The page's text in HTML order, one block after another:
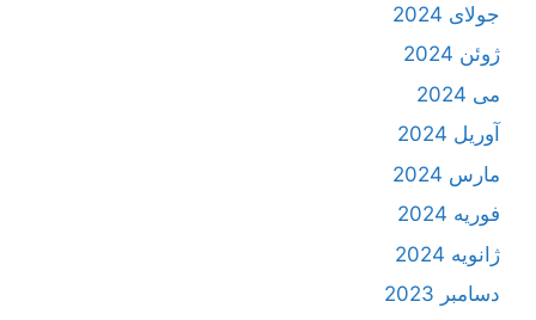
جولای 2024
ژوئن 2024
می 2024
آوریل 2024
مارس 2024
فوریه 2024
ژانویه 2024
دسامبر 2023